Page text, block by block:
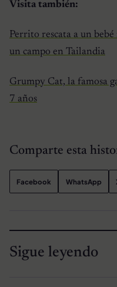
Visita también:
Perrito rescata a un
un campo en Tailandia
Grumpy Cat, la famosa
7 años
Comparte esta
Facebook WhatsApp
Sigue leyendo